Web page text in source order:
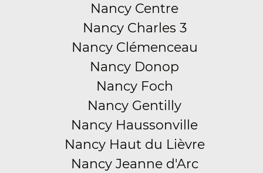
Nancy Centre
Nancy Charles 3
Nancy Clémenceau
Nancy Donop
Nancy Foch
Nancy Gentilly
Nancy Haussonville
Nancy Haut du Lièvre
Nancy Jeanne d'Arc